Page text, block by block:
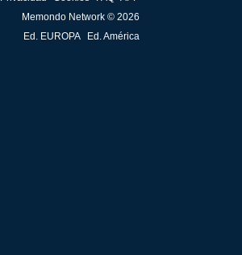
Memondo Network © 2026
Ed. EUROPA
Ed. América